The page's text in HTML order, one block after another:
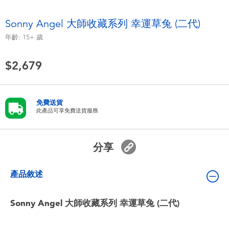
嬰兒及學前玩具
電池
Sonny Angel 大師收藏系列 幸運草兔 (二代)
年齡: 15+ 歲
$2,679
免費送貨
此產品可享免費送貨服務
分享
產品敘述
Sonny Angel 大師收藏系列 幸運草兔 (二代)